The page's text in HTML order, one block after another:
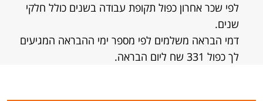
לפי שכר אחרון כפול תקופת עבודה בשנים כולל חלקי
שנים.
דמי הבראה משלמים לפי מספר ימי ההבראה המגיעים
לך כפול 331 שח ליום הבראה.